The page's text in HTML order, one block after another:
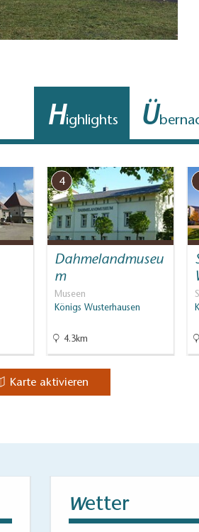
Highlights Ü
4
Dahmelandmuseu
m
Museen
Königs Wusterhausen
4.3km
Karte aktivieren
Wetter